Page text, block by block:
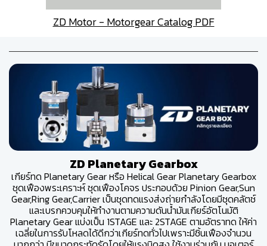
ZD Motor - Motorgear Catalog PDF
ZD Planetary Gearbox
เกียร์ทด Planetary Gear หรือ Helical Gear Planetary Gearbox
ชุดเฟืองพระเคราะห์ ชุดเฟืองโคจร ประกอบด้วย Pinion Gear,Sun
Gear,Ring Gear,Carrier เป็นชุดทดแรงส่งถ่ายกำลังโดยมีชุดคลัตช์
และเบรกควบคุมให้ทำงานตามความดันน้ำมันเกียร์อัตโนมัติ
Planetary Gear แบ่งเป็น 1STAGE และ 2STAGE ตามอัตราทด ให้ค่า
เฉลี่ยในการรับโหลดได้ดีกว่าเกียร์ทดทั่วไปเพราะมีชิ้นเฟืองจำนวน